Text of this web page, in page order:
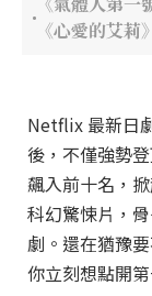
《心愛的艾
Netflix 最新日
後，不僅強勢
飆入前十名，
科幻驚悚片，
劇。還在猶豫
你立刻想點開第